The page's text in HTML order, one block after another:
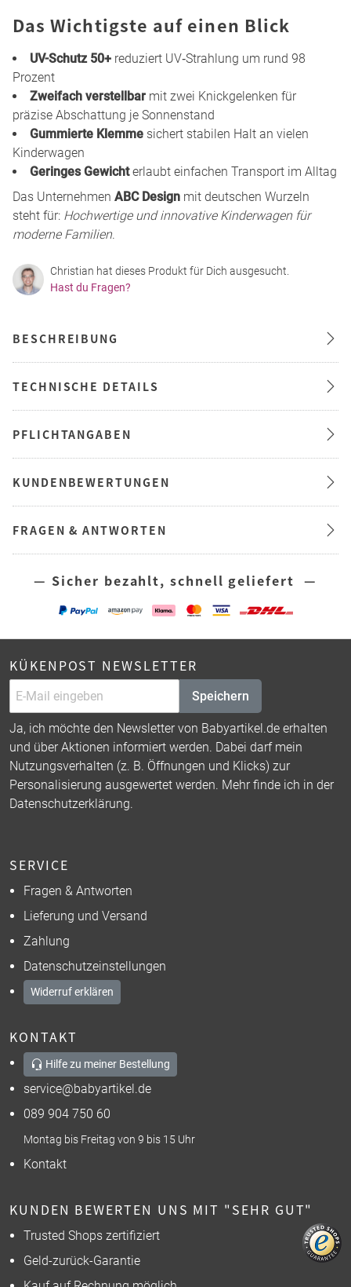
Das Wichtigste auf einen Blick
UV-Schutz 50+ reduziert UV‑Strahlung um rund 98
Prozent
Zweifach verstellbar mit zwei Knickgelenken für
präzise Abschattung je Sonnenstand
Gummierte Klemme sichert stabilen Halt an vielen
Kinderwagen
Geringes Gewichterlaubt einfachen Transport im Alltag
Das Unternehmen ABC Design mit deutschen Wurzeln
steht für: Hochwertige und innovative Kinderwagen für
moderne Familien.
Christian hat dieses Produkt für Dich ausgesucht.
Hast du Fragen?
BESCHREIBUNG
TECHNISCHE DETAILS
PFLICHTANGABEN
KUNDENBEWERTUNGEN
FRAGEN & ANTWORTEN
— Sicher bezahlt, schnell geliefert —
KÜKENPOST NEWSLETTER
Speichern
Ja, ich möchte den Newsletter von Babyartikel.de erhalten
und über Aktionen informiert werden. Dabei darf mein
Nutzungsverhalten (z. B. Öffnungen und Klicks) zur
Personalisierung ausgewertet werden. Mehr finde ich in der
Datenschutzerklärung.
SERVICE
Fragen & Antworten
Lieferung und Versand
Zahlung
Datenschutzeinstellungen
Widerruf erklären
KONTAKT
Hilfe zu meiner Bestellung
service@babyartikel.de
089 904 750 60
Montag bis Freitag von 9 bis 15 Uhr
Kontakt
KUNDEN BEWERTEN UNS MIT "SEHR GUT"
Trusted Shops zertifiziert
Geld-zurück-Garantie